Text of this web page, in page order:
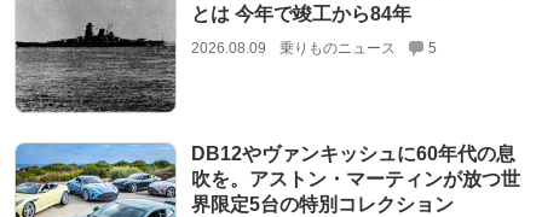
とは 今年で竣工から84年
2026.08.09 乗りものニュース 5
DB12やヴァンキッシュに60年代の息
吹を。アストン・マーティンが放つ世
界限定5台の特別コレクション